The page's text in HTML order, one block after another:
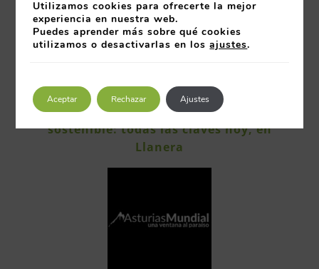
Manual de la gestión empresarial
sostenible: todas las claves hoy, en
Llanera
Utilizamos cookies para ofrecerte la mejor
experiencia en nuestra web.
Puedes aprender más sobre qué cookies
utilizamos o desactivarlas en losajustes.
Aceptar Rechazar Ajustes